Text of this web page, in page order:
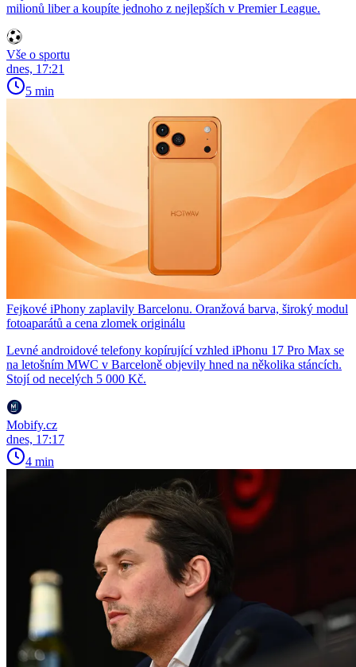
milionů liber a koupíte jednoho z nejlepších v Premier League.
Vše o sportu
dnes, 17:21
5 min
Fejkové iPhony zaplavily Barcelonu. Oranžová barva, široký modul
fotoaparátů a cena zlomek originálu
Levné androidové telefony kopírující vzhled iPhonu 17 Pro Max se
na letošním MWC v Barceloně objevily hned na několika stáncích.
Stojí od necelých 5 000 Kč.
Mobify.cz
dnes, 17:17
4 min